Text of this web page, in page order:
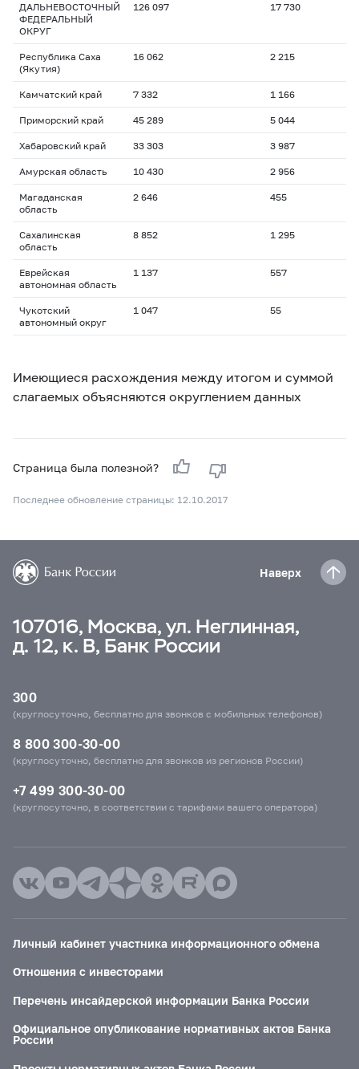
ДАЛЬНЕВОСТОЧНЫЙ
ФЕДЕРАЛЬНЫЙ
ОКРУГ
126 097 17 730
Республика Саха
(Якутия)
16 062 2 215
Камчатский край 7 332 1 166
Приморский край 45 289 5 044
Хабаровский край 33 303 3 987
Амурская область 10 430 2 956
Магаданская
область
2 646 455
Сахалинская
область
8 852 1 295
Еврейская
автономная область
1 137 557
Чукотский
автономный округ
1 047 55
Имеющиеся расхождения между итогом и суммой
слагаемых объясняются округлением данных
Страница была полезной?
Последнее обновление страницы: 12.10.2017
Наверх
107016, Москва, ул. Неглинная,
д. 12, к. В, Банк России
300
(круглосуточно, бесплатно для звонков с мобильных телефонов)
8 800 300-30-00
(круглосуточно, бесплатно для звонков из регионов России)
+7 499 300-30-00
(круглосуточно, в соответствии с тарифами вашего оператора)
Личный кабинет участника информационного обмена
Отношения с инвесторами
Перечень инсайдерской информации Банка России
Официальное опубликование нормативных актов Банка
России